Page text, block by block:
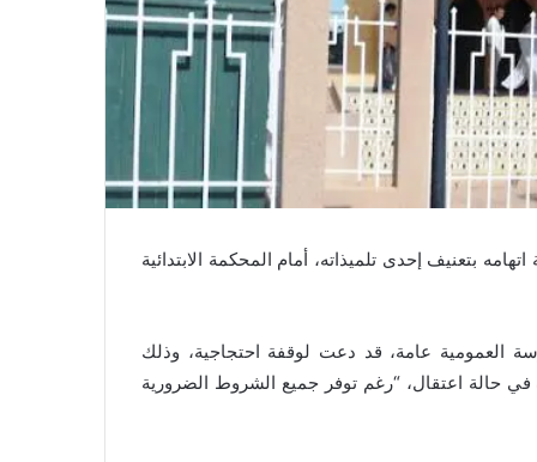
بتعنيف إحدى تلميذاته، أمام المحكمة الابتدائية
العمومية عامة، قد دعت لوقفة احتجاجية، وذلك
في حالة اعتقال، “رغم توفر جميع الشروط الضرورية